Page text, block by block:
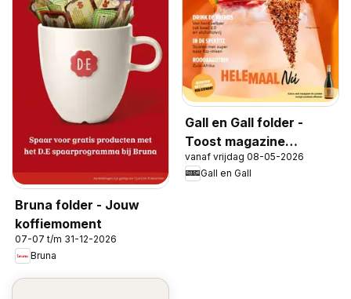
Bruna folder - Jouw
koffiemoment
07-07 t/m 31-12-2026
Bruna
Gall en Gall folder -
Toost magazine
voorjaar 2026
vanaf vrijdag 08-05-2026
Gall en Gall